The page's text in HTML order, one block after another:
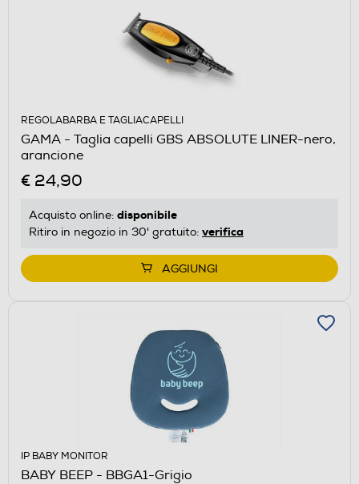
REGOLABARBA E TAGLIACAPELLI
GAMA - Taglia capelli GBS ABSOLUTE LINER-nero,
arancione
€ 24,90
Acquisto online: disponibile
Ritiro in negozio in 30' gratuito: verifica
AGGIUNGI
IP BABY MONITOR
BABY BEEP - BBGA1-Grigio